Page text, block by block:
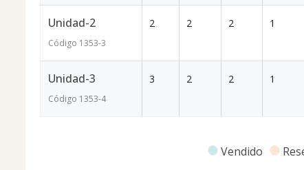
Unidad-2
Código 1353-3
2 2 2 1
Unidad-3
Código 1353-4
3 2 2 1
Vendido